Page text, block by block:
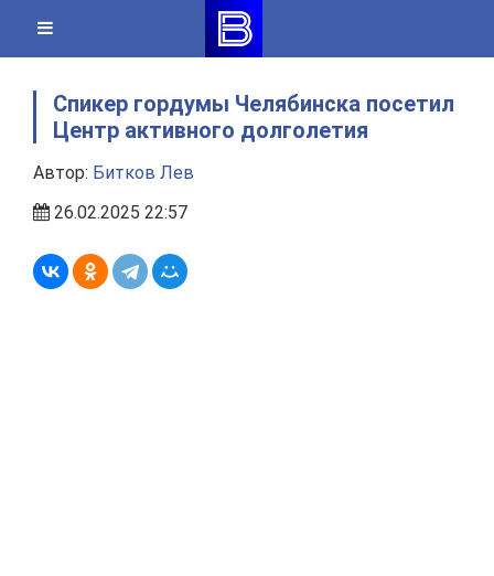
content
Спикер гордумы Челябинска посетил
Центр активного долголетия
Автор: Битков Лев
26.02.2025 22:57